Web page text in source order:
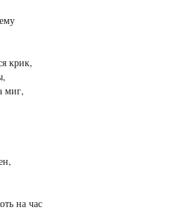
крик,
миг,
на час